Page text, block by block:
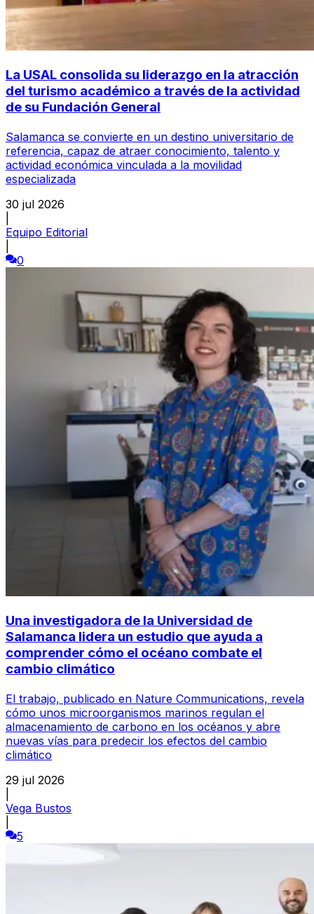
La USAL consolida su liderazgo en la atracción
del turismo académico a través de la actividad
de su Fundación General
Salamanca se convierte en un destino universitario de
referencia, capaz de atraer conocimiento, talento y
actividad económica vinculada a la movilidad
especializada
30 jul 2026
Equipo Editorial
0
Una investigadora de la Universidad de
Salamanca lidera un estudio que ayuda a
comprender cómo el océano combate el
cambio climático
El trabajo, publicado en Nature Communications, revela
cómo unos microorganismos marinos regulan el
almacenamiento de carbono en los océanos y abre
nuevas vías para predecir los efectos del cambio
climático
29 jul 2026
Vega Bustos
5